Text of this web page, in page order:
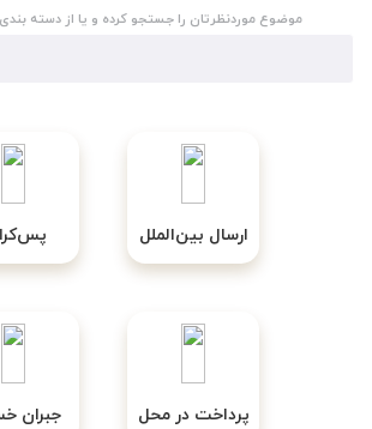
موضوع موردنظرتان را جستجو کرده و یا از دسته
ارسال بین‌الملل
پرداخت در محل جبران